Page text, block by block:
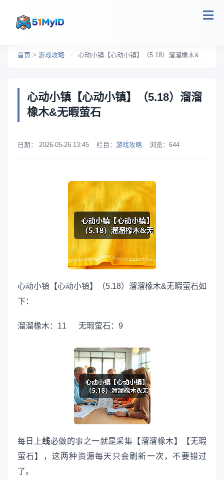
首页 > 游戏攻略 > 心动小镇【心动小镇】（5.18）溜溜橡木&无暇萤石
心动小镇【心动小镇】（5.18）溜溜
橡木&无暇萤石
日期： 2026-05-26 13:45 栏目： 游戏攻略 浏览： 644
心动小镇【心动小镇】（5.18）溜溜橡木&无暇萤石如
下：
溜溜橡木：11 无瑕萤石：9
每日上线必做的事之一就是采集【溜溜橡木】【无瑕
萤石】，这两种资源每天只会刷新一次，不要错过
了。